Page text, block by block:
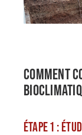
COMMENT
ÉTAPE 1 :